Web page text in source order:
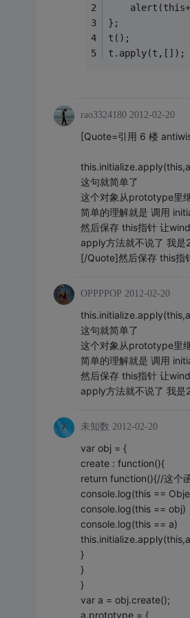
};
t();
t.apply(t,[]);
rao3324180 2012-02-20
[Quote=引用 6 楼
这句就简单了
这个对象从prototype里
简单的理解就是 调用
然后保存 this指针 让
apply方法就不说了 我是
[/Quote]然后保存 this指
OPPPPOP 2012-02-20
这句就简单了
这个对象从prototype里
简单的理解就是 调用
然后保存 this指针 让
apply方法就不说了 我是
未知数 2012-02-20
var obj = {
create : function(){
return function(){//这个
console.log(this ==
console.log(this == obj)
console.log(this == a)
}
}
}
var a = obj.create();
a.prototype = {